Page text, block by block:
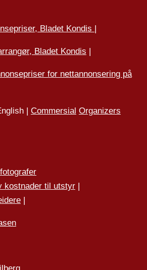
Bladet Kondis |
Bladet Kondis |
for nettannonsering på
| Commersial Organizers
kostnader til utstyr|
e|